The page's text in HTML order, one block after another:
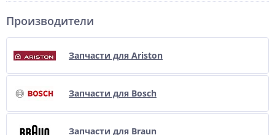
Производители
Запчасти для Ariston
Запчасти для Bosch
Запчасти для Braun